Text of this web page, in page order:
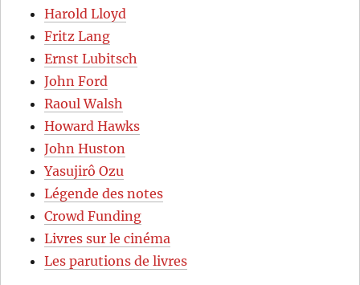
Harold Lloyd
Fritz Lang
Ernst Lubitsch
John Ford
Raoul Walsh
Howard Hawks
John Huston
Yasujirô Ozu
Légende des notes
Crowd Funding
Livres sur le cinéma
Les parutions de livres